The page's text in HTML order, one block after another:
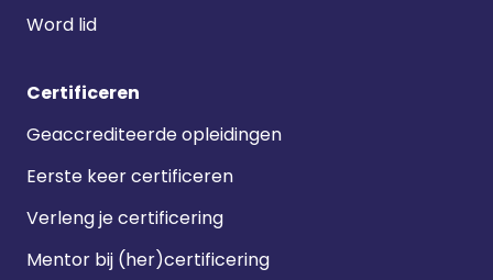
Word lid
Certificeren
Geaccrediteerde opleidingen
Eerste keer certificeren
Verleng je certificering
Mentor bij (her)certificering